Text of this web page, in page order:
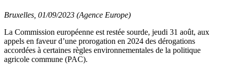
Bruxelles, 01/09/2023 (Agence Europe)
La Commission européenne est restée sourde, jeudi 31 août, aux
appels en faveur d’une prorogation en 2024 des dérogations
accordées à certaines règles environnementales de la politique
agricole commune (PAC).